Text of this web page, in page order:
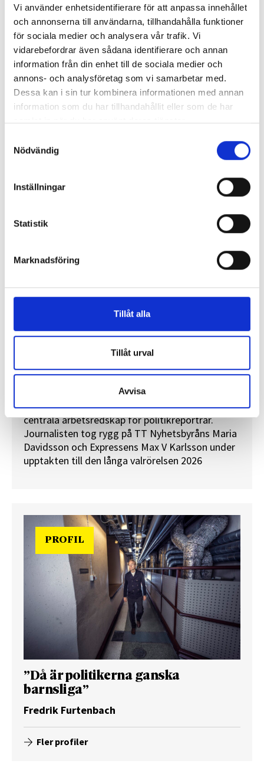
Vi använder enhetsidentifierare för att anpassa innehållet
och annonserna till användarna, tillhandahålla funktioner
för sociala medier och analysera vår trafik. Vi
vidarebefordrar även sådana identifierare och annan
information från din enhet till de sociala medier och
annons- och analysföretag som vi samarbetar med.
Dessa kan i sin tur kombinera informationen med annan
information som du har tillhandahållit eller som de har
samlat in när du har använt deras tjänster.
Nödvändig
Inställningar
Statistik
Marknadsföring
Tillåt alla
Tillåt urval
Avvisa
Enorma skillnader mellan
Så mycket tjänar dagspresscheferna
”Valåret känns som att sprinta ett
En välfylld telefonbok och foträta skor – två
centrala arbetsredskap för politikreportrar.
Journalisten tog rygg på TT Nyhetsbyråns Maria
Davidsson och Expressens Max V Karlsson under
upptakten till den långa valrörelsen 2026
PROFIL
”Då är politikerna ganska
barnsliga”
Fredrik Furtenbach
Fler profiler